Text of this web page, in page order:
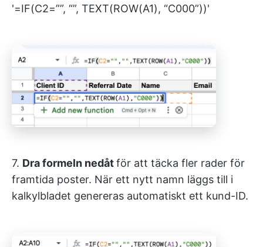
'=IF(C2=””, “”, TEXT(ROW(A1), “C000”))'
7. Dra formeln nedåtför att täcka fler rader för
framtida poster. När ett nytt namn läggs till i
kalkylbladet genereras automatiskt ett kund-ID.